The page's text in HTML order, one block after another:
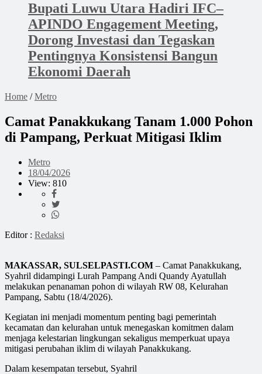
Bupati Luwu Utara Hadiri IFC–
APINDO Engagement Meeting,
Dorong Investasi dan Tegaskan
Pentingnya Konsistensi Bangun
Ekonomi Daerah
Home /Metro
Camat Panakkukang Tanam 1.000 Pohon
di Pampang, Perkuat Mitigasi Iklim
Metro
18/04/2026
View: 810
Editor : Redaksi
MAKASSAR, SULSELPASTI.COM – Camat Panakkukang,
Syahril didampingi Lurah Pampang Andi Quandy Ayatullah
melakukan penanaman pohon di wilayah RW 08, Kelurahan
Pampang, Sabtu (18/4/2026).
Kegiatan ini menjadi momentum penting bagi pemerintah
kecamatan dan kelurahan untuk menegaskan komitmen dalam
menjaga kelestarian lingkungan sekaligus memperkuat upaya
mitigasi perubahan iklim di wilayah Panakkukang.
Dalam kesempatan tersebut, Syahril